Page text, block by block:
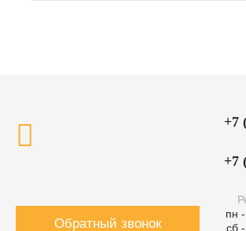
+7
+7
Обратный звонок
пн
сб